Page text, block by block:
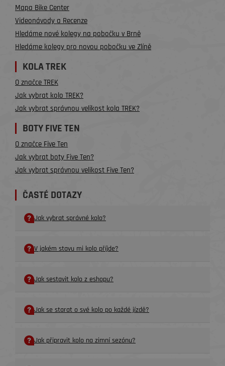
Mapa Bike Center
Videonávody a Recenze
Hledáme nové kolegy na pobočku v Brně
Hledáme kolegy pro novou pobočku ve Zlíně
KOLA TREK
O značce TREK
Jak vybrat kolo TREK?
Jak vybrat správnou velikost kola TREK?
BOTY FIVE TEN
O značce Five Ten
Jak vybrat boty Five Ten?
Jak vybrat správnou velikost Five Ten?
ČASTÉ DOTAZY
Jak vybrat správné kolo?
V jakém stavu mi kolo příjde?
Jak sestavit kolo z eshopu?
Jak se starat o své kolo po každé jízdě?
Jak připravit kolo na zimní sezónu?